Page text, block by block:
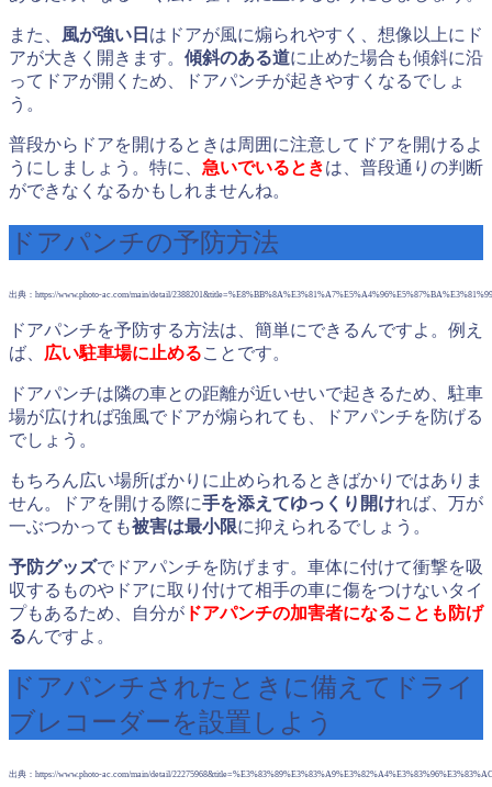
また、 風が強い日 はドアが風に煽られやすく、想像以上にド
アが大きく開きます。 傾斜のある道に止めた場合も傾斜に沿
ってドアが開くため、ドアパンチが起きやすくなるでしょ
う。
普段からドアを開けるときは周囲に注意してドアを開けるよ
うにしましょう。特に、 急いでいるときは、普段通りの判断
ができなくなるかもしれませんね。
ドアパンチの予防方法
出典：https://www.photo-ac.com/main/detail/
ドアパンチを予防する方法は、簡単にできるんですよ。例え
ば、 広い駐車場に止めることです。
ドアパンチは隣の車との距離が近いせいで起きるため、駐車
場が広ければ強風でドアが煽られても、ドアパンチを防げる
でしょう。
もちろん広い場所ばかりに止められるときばかりではありま
せん。ドアを開ける際に手を添えてゆっくり開ければ、万が
一ぶつかっても被害は最小限に抑えられるでしょう。
予防グッズでドアパンチを防げます。車体に付けて衝撃を吸
収するものやドアに取り付けて相手の車に傷をつけないタイ
プもあるため、自分が ドアパンチの加害者になることも防げ
るんですよ。
ドアパンチされたときに備えてドライ
ブレコーダーを設置しよう
出典：https://www.photo-ac.com/main/detail/